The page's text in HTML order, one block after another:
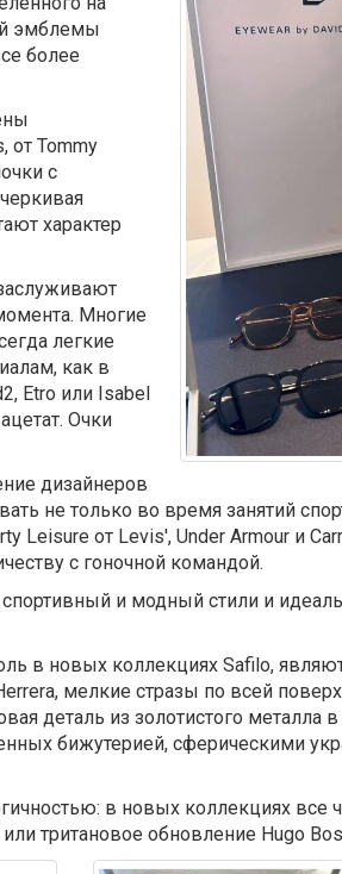
эмблемы
более
от Tommy
с
характер
Многие
легкие
как в
Etro или Isabel
Очки
дизайнеров
не только во время занятий
Leisure от Levis', Under Armour и
с гоночной командой.
и модный стили и
в новых коллекциях Safilo,
мелкие стразы по всей
деталь из золотистого
бижутерией, сферическими
в новых коллекциях все
тритановое обновление Hugo